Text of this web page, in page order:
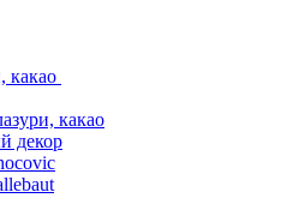
какао
какао
декор